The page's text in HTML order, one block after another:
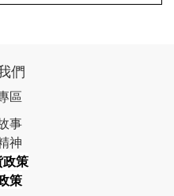
們
區
事
神
策
策